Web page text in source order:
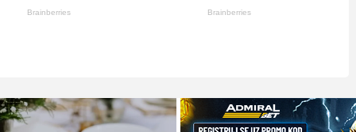
Brainberries Brainberries